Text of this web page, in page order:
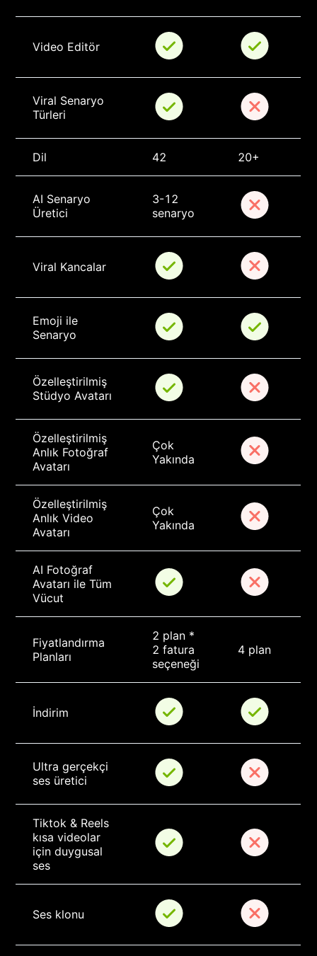
Video Editör
Viral Senaryo
Türleri
Dil 42 20+
AI Senaryo
Üretici
3-12
senaryo
Viral Kancalar
Emoji ile
Senaryo
Özelleştirilmiş
Stüdyo Avatarı
Özelleştirilmiş
Anlık Fotoğraf
Avatarı
Çok
Yakında
Özelleştirilmiş
Anlık Video
Avatarı
Çok
Yakında
AI Fotoğraf
Avatarı ile Tüm
Vücut
Fiyatlandırma
Planları
2 plan *
2 fatura
seçeneği
4 plan
İndirim
Ultra gerçekçi
ses üretici
Tiktok & Reels
kısa videolar
için duygusal
ses
Ses klonu